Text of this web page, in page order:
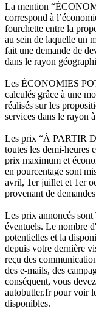
La mention
correspond à
fourchette entre la
au sein de laquelle un
fait une demande de
dans le rayon
Les ÉCONOMIES
calculés grâce à une
réalisés sur les
services dans le rayon
Les prix “À PARTIR
toutes les demi-heures
prix maximum et
en pourcentage sont
avril, 1er juillet et 1er
provenant de
Les prix annoncés
éventuels. Le nombre
potentielles et la
depuis votre dernière
reçu des
des e-mails, des
conséquent, vous
autobutler.fr pour voir
disponibles.